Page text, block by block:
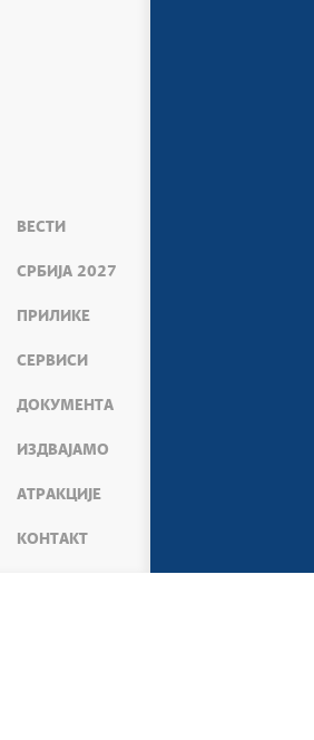
ВЕСТИ
СРБИЈА 2027
ПРИЛИКЕ
СЕРВИСИ
ДОКУМЕНТА
ИЗДВАЈАМО
АТРАКЦИЈЕ
КОНТАКТ